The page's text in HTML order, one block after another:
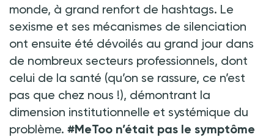
monde, à grand renfort de hashtags. Le
sexisme et ses mécanismes de silenciation
ont ensuite été dévoilés au grand jour dans
de nombreux secteurs professionnels, dont
celui de la santé (qu’on se rassure, ce n’est
pas que chez nous !), démontrant la
dimension institutionnelle et systémique du
problème. #MeToo n’était pas le symptôme